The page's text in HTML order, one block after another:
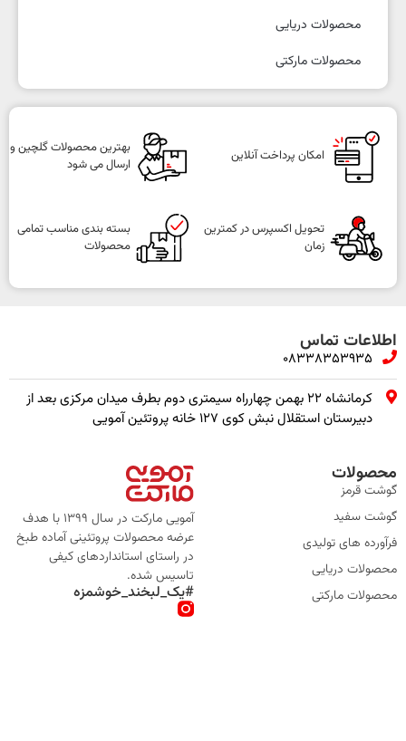
محصولات دریایی
محصولات مارکتی
امکان پرداخت آنلاین
بهترین محصولات گلچین و
ارسال می شود
تحویل اکسپرس در کمترین
زمان
بسته بندی مناسب تمامی
محصولات
اطلاعات تماس
08338353935
کرمانشاه ۲۲ بهمن چهارراه سیمتری دوم بطرف میدان مرکزی بعد از
دبیرستان استقلال نبش کوی ۱۲۷ خانه پروتئین آمویی
محصولات
گوشت قرمز
گوشت سفید
فرآورده های تولیدی
محصولات دریایی
محصولات مارکتی
آمویی مارکت در سال 1399 با هدف
عرضه محصولات پروتئینی آماده طبخ
در راستای استانداردهای کیفی
تاسیس شده.
#یک_لبخند_خوشمزه